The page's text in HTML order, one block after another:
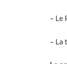
– Le
– La